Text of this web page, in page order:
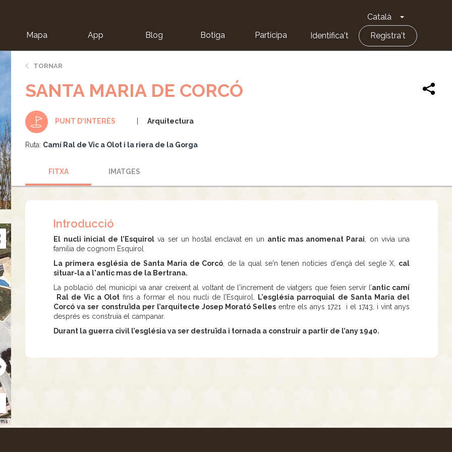
Català Toggle
Mapa App Blog Botiga Participa Identifica't Registra't
TORNAR
SANTA MARIA DE CORCÓ
PUNT D'INTERÈS Arquitectura
Ruta: Camí Ral de Vic a Olot i la riera de la Gorga
FITXA IMATGES
Introducció
El nucli inicial de l’Esquirol va ser un hostal enclavat en un antic mas anomenat Parai , on vivia una
família de cognom Esquirol
La primera església de Santa Maria de Corcó , de la qual se'n tenen notícies d'ençà del segle X, cal
situar-la a l'antic mas de la Bertrana.
La població del municipi va anar creixent al voltant de l'increment de viatgers que feien servir l’antic camí
Ral de Vic a Olot fins a formar el nou nucli de l’Esquirol.
L’església parroquial de Santa Maria del
Corcó va ser construïda per l’arquitecte Josep Morató Sellesentre els anys 1721 i el 1743, i vint anys
després es construïa el campanar.
Durant la guerra civil l’església va ser destruïda i tornada a construir a partir de l’any 1940.